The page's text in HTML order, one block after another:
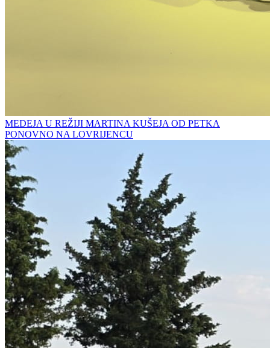
MEDEJA U REŽIJI MARTINA KUŠEJA OD PETKA
PONOVNO NA LOVRIJENCU